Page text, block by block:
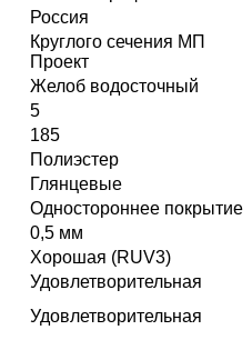
Россия
Круглого сечения МП
Проект
Желоб водосточный
5
185
Полиэстер
Глянцевые
Одностороннее покрытие
0,5 мм
Хорошая (RUV3)
Удовлетворительная
Удовлетворительная